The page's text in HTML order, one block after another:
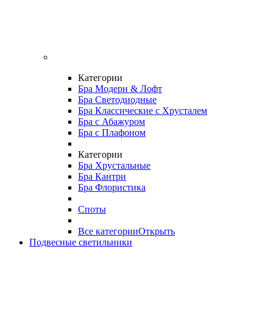
Категории
Бра Модерн & Лофт
Бра Светодиодные
Бра Классические с Хрусталем
Бра с Абажуром
Бра с Плафоном
Категории
Бра Хрустальные
Бра Кантри
Бра Флористика
Споты
Все категорииОткрыть
Подвесные светильники